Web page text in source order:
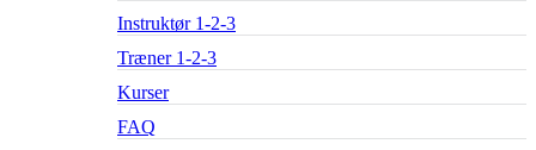
Instruktør 1-2-3
Træner 1-2-3
Kurser
FAQ